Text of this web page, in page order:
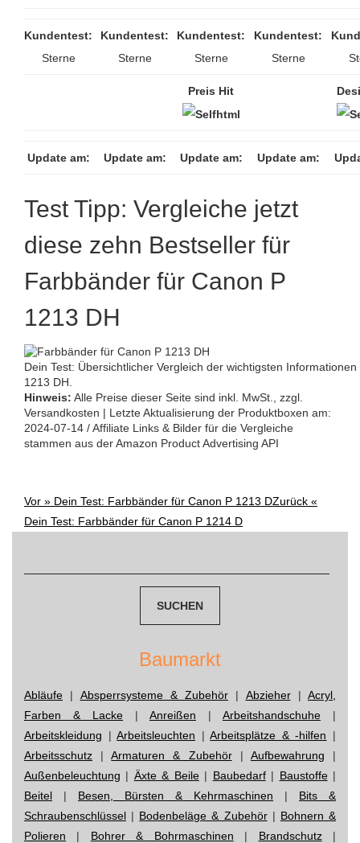
Kundentest:
Sterne
Kundentest:
Sterne
Kundentest:
Sterne
Kundentest:
Sterne
Preis Hit
Update am: Update am: Update am: Update am:
Test Tipp: Vergleiche jetzt
diese zehn Bestseller für
Farbbänder für Canon P
1213 DH
Dein Test: Übersichtlicher Vergleich der wichtigsten
1213 DH.
Hinweis: Alle Preise dieser Seite sind inkl. MwSt., zzgl.
Versandkosten | Letzte Aktualisierung der Produktboxen am:
2024-07-14 / Affiliate Links & Bilder für die Vergleiche
stammen aus der Amazon Product Advertising API
Post
Vor » Dein Test: Farbbänder für Canon P 1213 DZurück «
Dein Test: Farbbänder für Canon P 1214 D
Baumarkt
Abläufe | Absperrsysteme & Zubehör | Abzieher| Acryl,
Farben & Lacke | Anreißen | Arbeitshandschuhe |
Arbeitskleidung |Arbeitsleuchten |Arbeitsplätze & -hilfen |
Arbeitsschutz |Armaturen & Zubehör| Aufbewahrung |
Außenbeleuchtung | Äxte & Beile| Baubedarf| Baustoffe|
Beitel | Besen, Bürsten & Kehrmaschinen | Bits &
Schraubenschlüssel | Bodenbeläge & Zubehör| Bohnern &
Polieren | Bohrer & Bohrmaschinen | Brandschutz|